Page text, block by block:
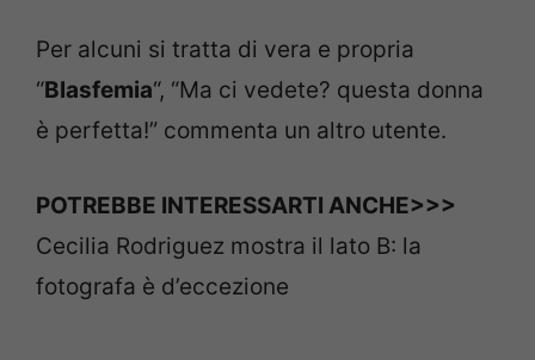
Per alcuni si tratta di vera e propria
“Blasfemia“, “Ma ci vedete? questa donna
è perfetta!” commenta un altro utente.
POTREBBE INTERESSARTI ANCHE>>>
Cecilia Rodriguez mostra il lato B: la
fotografa è d’eccezione